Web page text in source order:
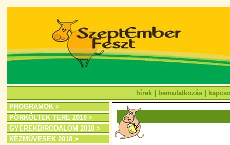
hírek bemutatkozás
PROGRAMOK >
PÖRKÖLTEK TERE 2018 >
GYEREKBIRODALOM 2018 >
KÉZMŰVESEK 2018 >